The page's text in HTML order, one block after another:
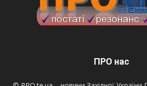
ПРО нас